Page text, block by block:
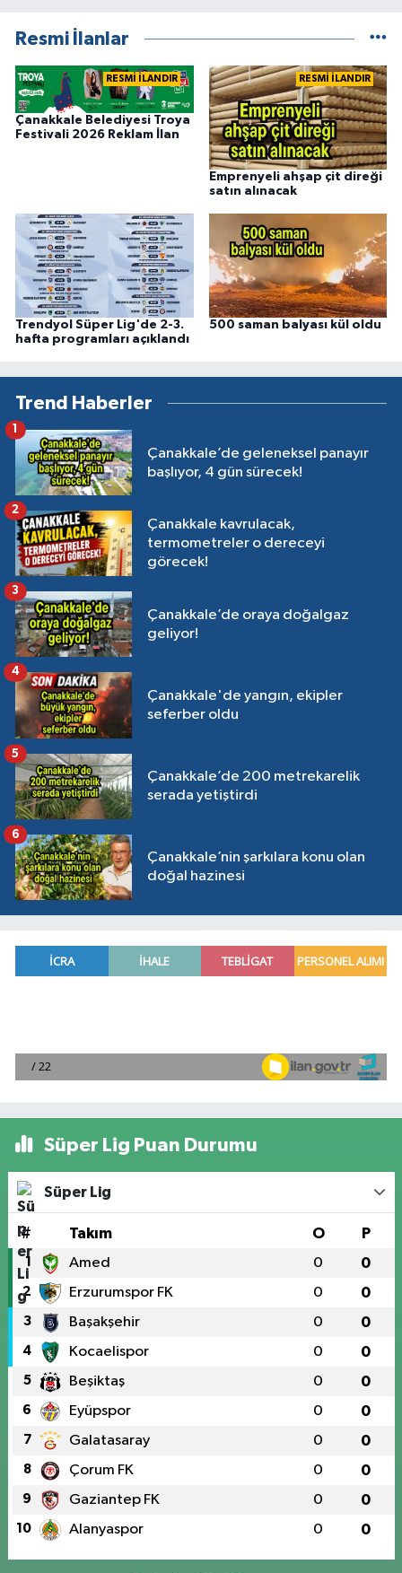
Resmi İlanlar
RESMİ İLANDIR
Çanakkale Belediyesi Troya
Festivali 2026 Reklam İlan
RESMİ İLANDIR
Emprenyeli ahşap çit direği
satın alınacak
Trendyol Süper Lig'de 2-3.
hafta programları açıklandı
500 saman balyası kül oldu
Trend Haberler
Çanakkale’de geleneksel panayır
başlıyor, 4 gün sürecek!
Çanakkale kavrulacak,
termometreler o dereceyi
görecek!
2
Çanakkale’de oraya doğalgaz
geliyor!
3
Çanakkale'de yangın, ekipler
seferber oldu
4
Çanakkale’de 200 metrekarelik
serada yetiştirdi
5
Çanakkale’nin şarkılara konu olan
doğal hazinesi
6
Süper Lig Puan Durumu
Süper Lig
# Takım O P
1 Amed 0 0
2 Erzurumspor FK 0 0
3 Başakşehir 0 0
4 Kocaelispor 0 0
5 Beşiktaş 0 0
6 Eyüpspor 0 0
7 Galatasaray 0 0
8 Çorum FK 0 0
9 Gaziantep FK 0 0
10 Alanyaspor 0 0